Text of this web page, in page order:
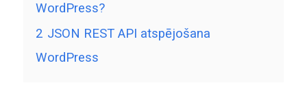
WordPress?
2 JSON REST API atspējošana
WordPress